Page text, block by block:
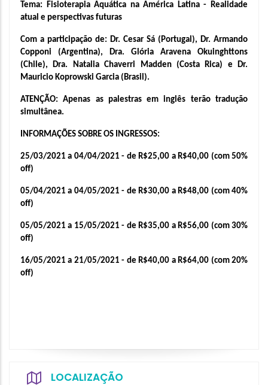
Tema: Fisioterapia Aquática na América Latina - Realidade
atual e perspectivas futuras
Com a participação de: Dr. Cesar Sá (Portugal), Dr. Armando
Copponi (Argentina), Dra. Glória Aravena Okuinghttons
(Chile), Dra. Natalia Chaverri Madden (Costa Rica) e Dr.
Mauricio Koprowski Garcia (Brasil).
ATENÇÃO: Apenas as palestras em inglês terão tradução
simultânea.
INFORMAÇÕES SOBRE OS INGRESSOS:
25/03/2021 a 04/04/2021 - de R$25,00 a R$40,00 (com 50%
off)
05/04/2021 a 04/05/2021 - de R$30,00 a R$48,00 (com 40%
off)
05/05/2021 a 15/05/2021 - de R$35,00 a R$56,00 (com 30%
off)
16/05/2021 a 21/05/2021 - de R$40,00 a R$64,00 (com 20%
off)
LOCALIZAÇÃO